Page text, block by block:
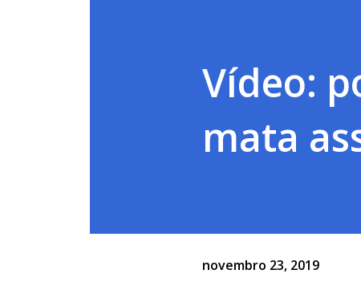
Vídeo:
mata
novembro 23, 2019